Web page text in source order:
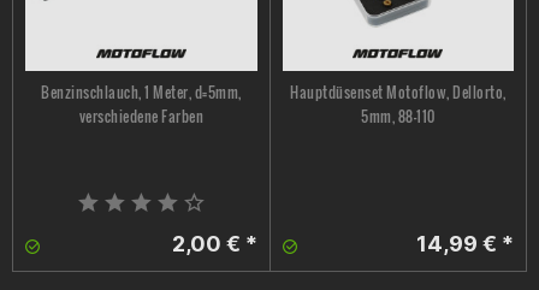
Benzinschlauch, 1 Meter, d=5mm,
verschiedene Farben
2,00 € *
Hauptdüsenset Motoflow, Dellorto,
5mm, 88-110
14,99 € *